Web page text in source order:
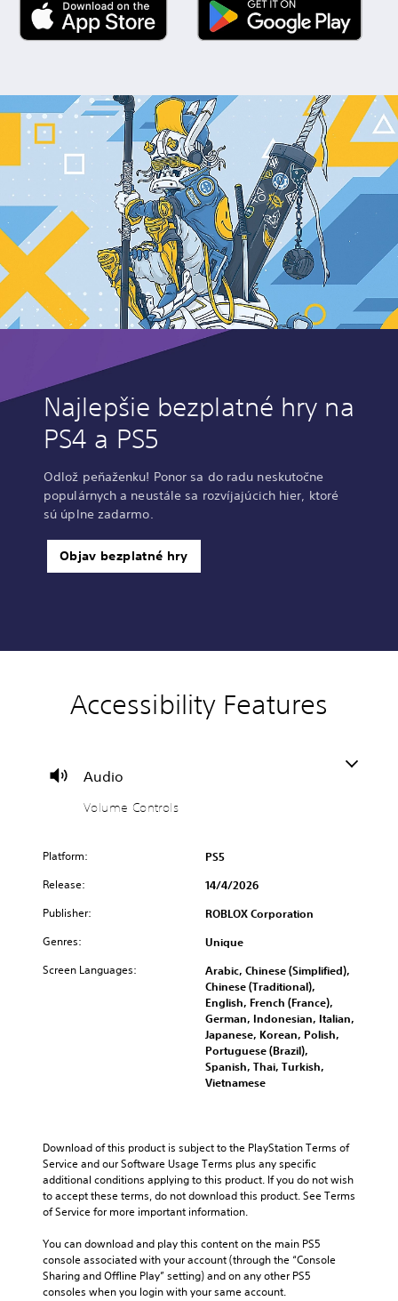
Najlepšie bezplatné hry na
PS4 a PS5
Odlož peňaženku! Ponor sa do radu neskutočne
populárnych a neustále sa rozvíjajúcich hier, ktoré
sú úplne zadarmo.
Objav bezplatné hry
Accessibility Features
Audio
Volume Controls
V
o
m
C
o
w
n
a
n
d
u
t
e
i
Platform: PS5
Release: 14/4/2026
Publisher: ROBLOX Corporation
Genres: Unique
Screen Languages:
Arabic, Chinese (Simplified),
Chinese (Traditional),
English, French (France),
German, Indonesian, Italian,
Japanese, Korean, Polish,
Portuguese (Brazil),
Spanish, Thai, Turkish,
Vietnamese
Download of this product is subject to the PlayStation Terms of
Service and our Software Usage Terms plus any specific
additional conditions applying to this product. If you do not wish
to accept these terms, do not download this product. See Terms
of Service for more important information.
You can download and play this content on the main PS5
console associated with your account (through the “Console
Sharing and Offline Play” setting) and on any other PS5
consoles when you login with your same account.